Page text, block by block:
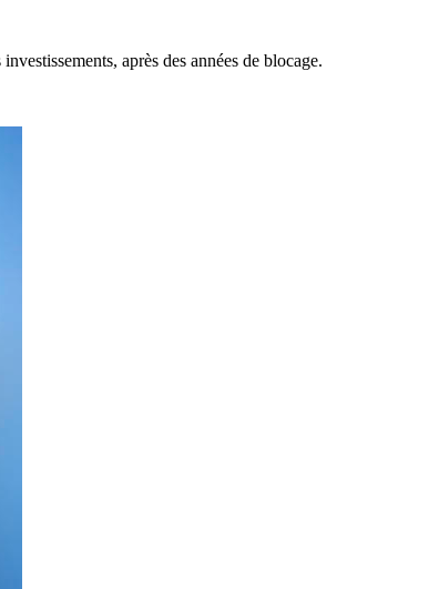
après des années de blocage.